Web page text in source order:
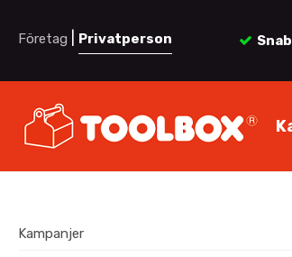
Företag Privatperson
Kampanjer